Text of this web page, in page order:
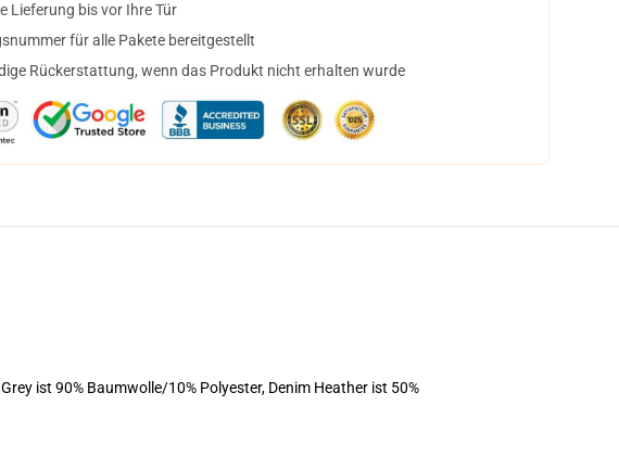
Lieferung bis vor Ihre Tür
für alle Pakete bereitgestellt
Rückerstattung, wenn das Produkt nicht erhalten wurde
ist 90% Baumwolle/10% Polyester, Denim Heather ist 50%